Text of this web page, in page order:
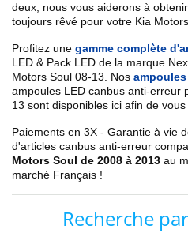
deux, nous vous aiderons à
toujours rêvé pour votre Kia Motors
Profitez une gamme complète
LED & Pack LED de la marque
Motors Soul 08-13 . Nos
ampoules LED canbus anti-erreur
13 sont disponibles ici afin de
Paiements en 3X - Garantie à vie
d'articles canbus anti-erreur
Motors Soul de 2008 à 2013 au
marché Français !
Recherche